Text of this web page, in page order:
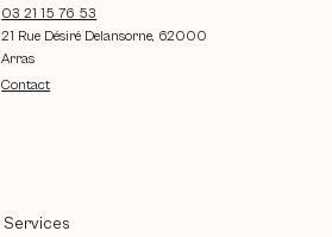
Contact
03 21 15 76 53
21 Rue Désiré Delansorne, 62000
Arras
Services